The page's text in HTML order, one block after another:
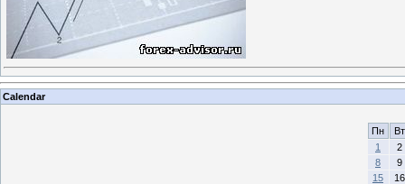
Calendar
Пн
Вт
1
2
8
9
15
16